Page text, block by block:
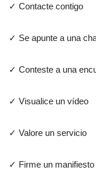
✓ Contacte contigo
✓ Se apunte a una
✓ Conteste a una
✓ Visualice un vídeo
✓ Valore un servicio
✓ Firme un manifiesto